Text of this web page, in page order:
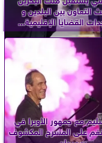
التعاون بين البلدين و
القضايا الإقليمية...
مع جمهور الأوبرا في
على المسرح المكشوف